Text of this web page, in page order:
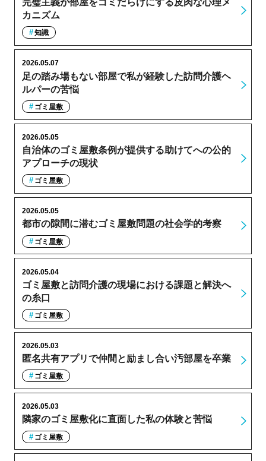
完璧主義が部屋をゴミだらけにする皮肉な心理メ
カニズム
知識
足の踏み場もない部屋で私が経験した訪問介護ヘ
ルパーの苦悩
2026.05.07
ゴミ屋敷
自治体のゴミ屋敷条例が提供する助けてへの公的
アプローチの現状
2026.05.05
ゴミ屋敷
都市の隙間に潜むゴミ屋敷問題の社会学的考察
2026.05.05
ゴミ屋敷
ゴミ屋敷と訪問介護の現場における課題と解決へ
の糸口
2026.05.04
ゴミ屋敷
匿名共有アプリで仲間と励まし合い汚部屋を卒業
2026.05.03
ゴミ屋敷
隣家のゴミ屋敷化に直面した私の体験と苦悩
2026.05.03
ゴミ屋敷